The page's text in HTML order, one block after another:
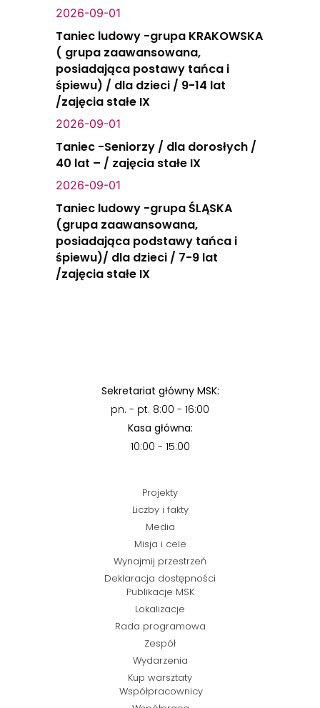
2026-09-01
Taniec ludowy -grupa KRAKOWSKA
( grupa zaawansowana,
posiadająca postawy tańca i
śpiewu) / dla dzieci / 9-14 lat
/zajęcia stałe IX
2026-09-01
Taniec -Seniorzy / dla dorosłych /
40 lat – / zajęcia stałe IX
2026-09-01
Taniec ludowy -grupa ŚLĄSKA
(grupa zaawansowana,
posiadająca podstawy tańca i
śpiewu)/ dla dzieci / 7-9 lat
/zajęcia stałe IX
Sekretariat główny MSK:
pn. - pt. 8:00 - 16:00
Kasa główna:
10:00 - 15:00
Projekty
Liczby i fakty
Media
Misja i cele
Wynajmij przestrzeń
Deklaracja dostępności
Publikacje MSK
Lokalizacje
Rada programowa
Zespół
Wydarzenia
Kup warsztaty
Współpracownicy